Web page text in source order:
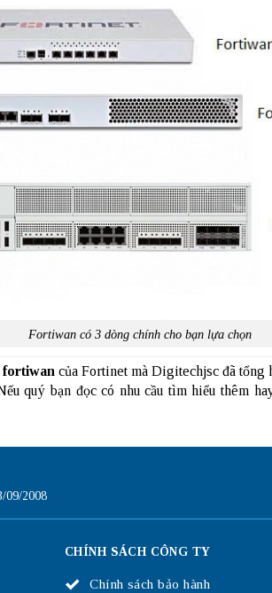
Fortiwan có 3 dòng chính cho bạn lựa chọn
fortiwan của Fortinet mà Digitechjsc đã tổng
quý bạn đọc có nhu cầu tìm hiểu thêm
09/2008
CHÍNH SÁCH CÔNG TY
Chính sách bảo hành